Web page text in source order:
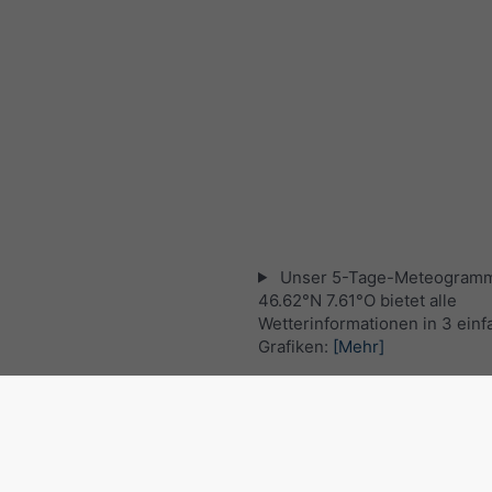
Unser 5-Tage-
46.62°N 7.61°O bietet alle
Wetterinformationen in 3
Grafiken: [Mehr]